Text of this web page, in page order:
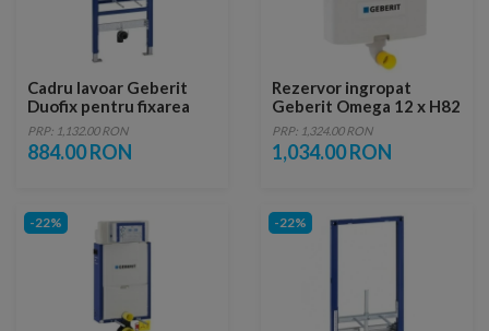
Cadru lavoar Geberit
Duofix pentru fixarea
bateriei in perete
PRP: 1,132.00 RON
884.00 RON
Rezervor ingropat
Geberit Omega 12 x H82
cm, cu actionare
frontala sau de sus
PRP: 1,324.00 RON
1,034.00 RON
-22% -22%